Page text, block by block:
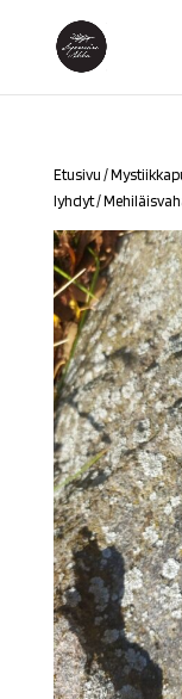
Etusivu /
lyhdyt/